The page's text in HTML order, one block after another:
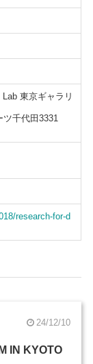
東京ギャラリ
千代田3331
research-for-d
24/12/10
IN KYOTO